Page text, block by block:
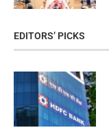
EDITORS’ PICKS